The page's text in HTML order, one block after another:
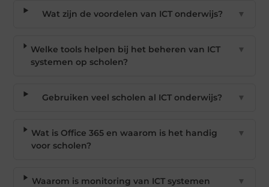
Wat zijn de voordelen van ICT onderwijs? ▼
Welke tools helpen bij het beheren van ICT
systemen op scholen?
▼
Gebruiken veel scholen al ICT onderwijs? ▼
Wat is Office 365 en waarom is het handig
voor scholen?
▼
Waarom is monitoring van ICT systemen
▼